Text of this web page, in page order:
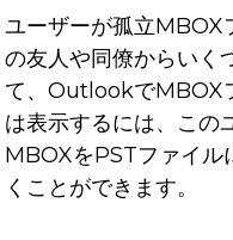
ユーザーが孤立MBOX
の友人や同僚からいく
て、OutlookでMBOX
は表示するには、この
MBOXをPSTファイ
くことができます。